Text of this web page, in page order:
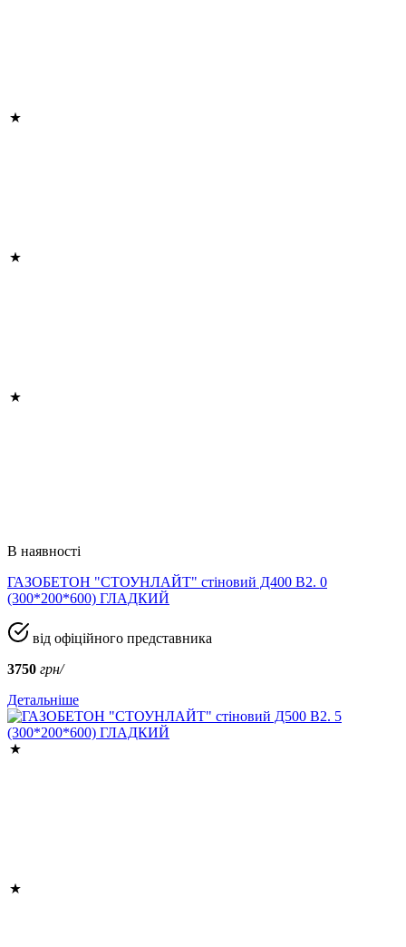
В наявності
ГАЗОБЕТОН "СТОУНЛАЙТ" стіновий Д400 В2. 0
(300*200*600) ГЛАДКИЙ
від офіційного представника
3750 грн/
Детальніше